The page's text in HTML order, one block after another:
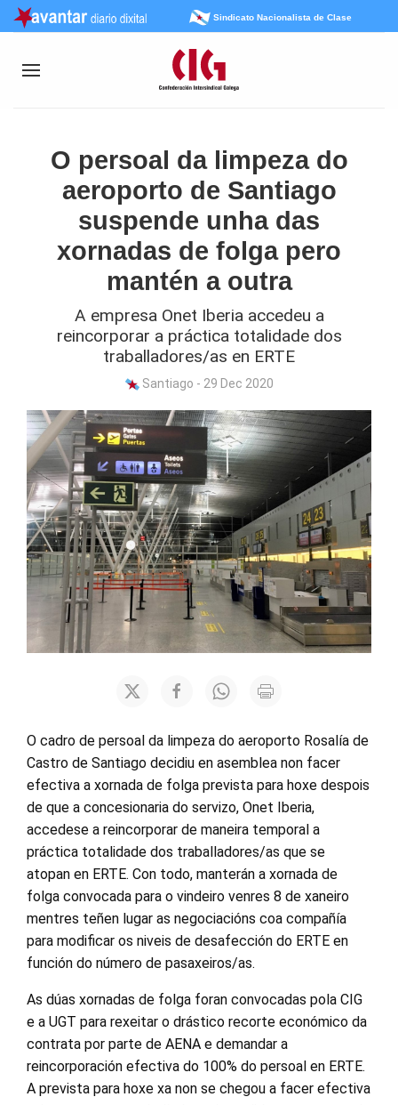
Sindicato Nacionalista de Clase
O persoal da limpeza do
aeroporto de Santiago
suspende unha das
xornadas de folga pero
mantén a outra
A empresa Onet Iberia accedeu a
reincorporar a práctica totalidade dos
traballadores/as en ERTE
Santiago - 29 Dec 2020
O cadro de persoal da limpeza do aeroporto Rosalía de
Castro de Santiago decidiu en asemblea non facer
efectiva a xornada de folga prevista para hoxe despois
de que a concesionaria do servizo, Onet Iberia,
accedese a reincorporar de maneira temporal a
práctica totalidade dos traballadores/as que se
atopan en ERTE. Con todo, manterán a xornada de
folga convocada para o vindeiro venres 8 de xaneiro
mentres teñen lugar as negociacións coa compañía
para modificar os niveis de desafección do ERTE en
función do número de pasaxeiros/as.
As dúas xornadas de folga foran convocadas pola CIG
e a UGT para rexeitar o drástico recorte económico da
contrata por parte de AENA e demandar a
reincorporación efectiva do 100% do persoal en ERTE.
A prevista para hoxe xa non se chegou a facer efectiva